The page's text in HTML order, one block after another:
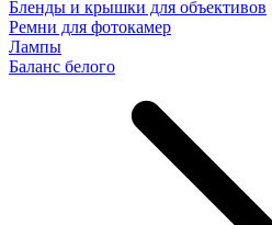
Бленды и крышки для объективов
Ремни для фотокамер
Лампы
Баланс белого